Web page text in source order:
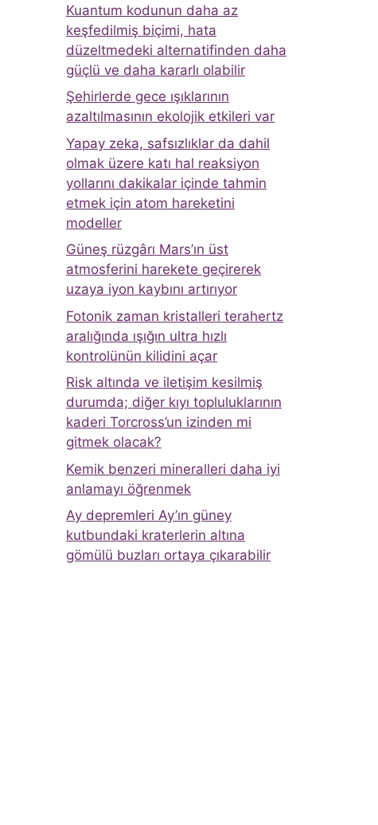
Kuantum kodunun daha az
keşfedilmiş biçimi, hata
düzeltmedeki alternatifinden daha
güçlü ve daha kararlı olabilir
Şehirlerde gece ışıklarının
azaltılmasının ekolojik etkileri var
Yapay zeka, safsızlıklar da dahil
olmak üzere katı hal reaksiyon
yollarını dakikalar içinde tahmin
etmek için atom hareketini
modeller
Güneş rüzgârı Mars’ın üst
atmosferini harekete geçirerek
uzaya iyon kaybını artırıyor
Fotonik zaman kristalleri terahertz
aralığında ışığın ultra hızlı
kontrolünün kilidini açar
Risk altında ve iletişim kesilmiş
durumda; diğer kıyı topluluklarının
kaderi Torcross’un izinden mi
gitmek olacak?
Kemik benzeri mineralleri daha iyi
anlamayı öğrenmek
Ay depremleri Ay’ın güney
kutbundaki kraterlerin altına
gömülü buzları ortaya çıkarabilir